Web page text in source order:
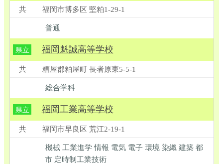
共 福岡市博多区 堅粕1-29-1
普通
県立 福岡魁誠高等学校
共 糟屋郡粕屋町 長者原東5-5-1
総合学科
県立 福岡工業高等学校
共 福岡市早良区 荒江2-19-1
機械 工業進学 情報 電気 電子 環境 染織 建築 都
市 定時制工業技術